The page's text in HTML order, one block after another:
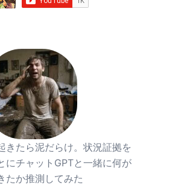
きたら泥だらけ。状況証拠を
にチャットGPTと一緒に何が
たか推測してみた